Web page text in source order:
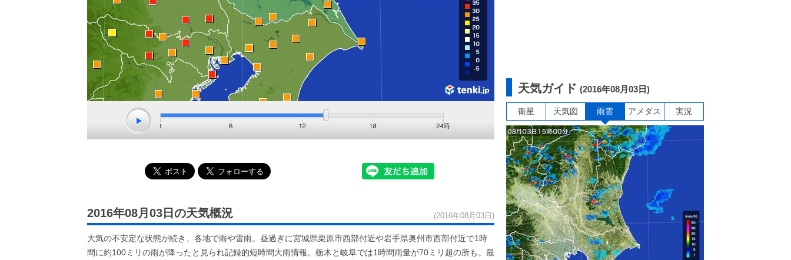
2016年08月03日の天気概況 (2016年08月03日)
大気の不安定な状態が続き、各地で雨や雷雨。昼過ぎに宮城県栗原市西部付近や岩手県奥州市西部付近で1時
間に約100ミリの雨が降ったと見られ記録的短時間大雨情報。栃木と岐阜では1時間雨量が70ミリ超の所も。最
天気ガイド (2016年08月03日)
衛星 天気図 雨雲 アメダス 実況